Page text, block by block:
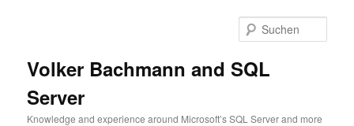
Volker Bachmann and SQL
Server
Knowledge and experience around Microsoft’s SQL Server and more